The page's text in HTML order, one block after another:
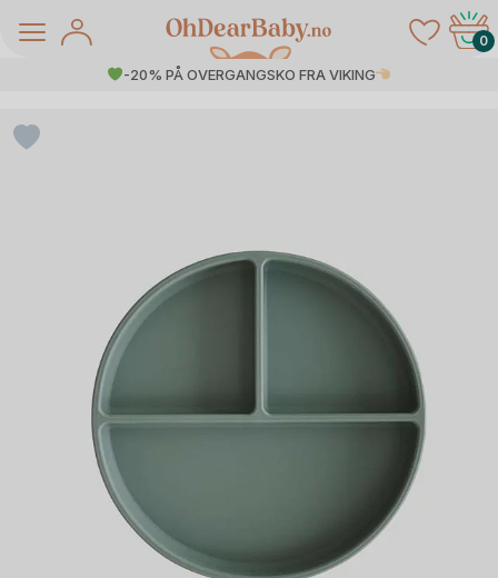
0
-20% PÅ OVERGANGSKO FRA VIKING